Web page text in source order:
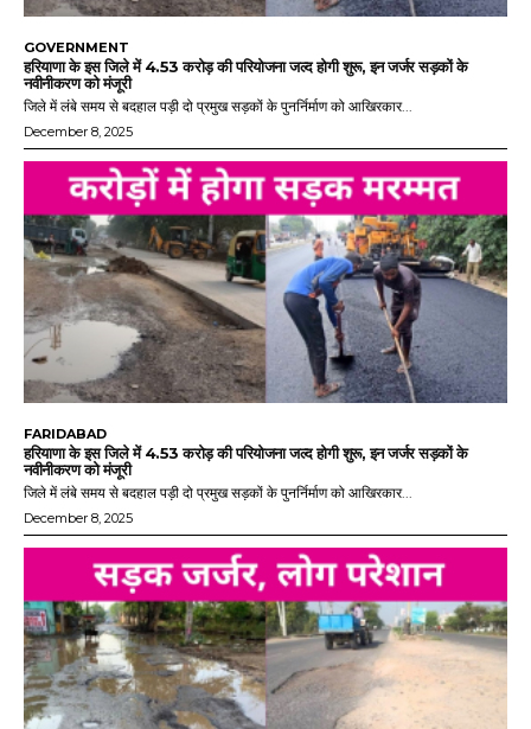
GOVERNMENT
हरियाणा के इस जिले में 4.53 करोड़ की परियोजना जल्द होगी शुरू, इन जर्जर सड़कों के
नवीनीकरण को मंजूरी
जिले में लंबे समय से बदहाल पड़ी दो प्रमुख सड़कों के पुनर्निर्माण को आखिरकार...
December 8, 2025
FARIDABAD
हरियाणा के इस जिले में 4.53 करोड़ की परियोजना जल्द होगी शुरू, इन जर्जर सड़कों के
नवीनीकरण को मंजूरी
जिले में लंबे समय से बदहाल पड़ी दो प्रमुख सड़कों के पुनर्निर्माण को आखिरकार...
December 8, 2025